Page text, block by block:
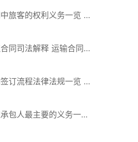
旅客的权利义务一览 主
内容
法解释 运输合同中
务有哪些
订流程法律法规一览 律
包人最主要的义务一览
容介绍